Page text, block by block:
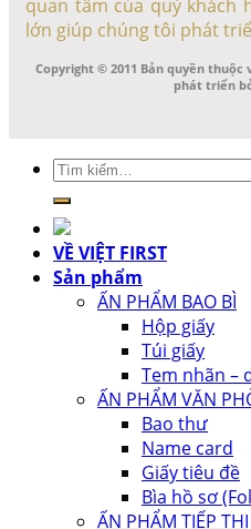
quan tâm của quý khách
lớn giúp chúng tôi phát
Copyright © 2011 Bản quyền thuộc
phát triển
Tìm
kiếm:
VỀ VIỆT FIRST
Sản phẩm
ẤN PHẨM BAO BÌ
Hộp giấy
Túi giấy
Tem nhãn –
ẤN PHẨM VĂN
Bao thư
Name card
Giấy tiêu đề
Bìa hồ sơ
ẤN PHẨM TIẾP THỊ